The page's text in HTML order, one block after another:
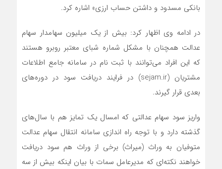
بانکی مسدود و داشتن حساب ارزی» اشاره کرد.
در ادامه وی اظهار کرد: بیش از یک میلیون سهامدار سهام
عدالت همچنان با مشکل شماره شبای معتبر روبرو هستند
که این افراد می‌توانند با ثبت نام در سامانه جامع اطلاعات
مشتریان (sejam.ir) در فرایند دریافت سود در دوره‌های
بعدی قرار گیرند.
واریز سود سهام عدالتی که امسال یک تمایز هم با سال‌های
گذشته دارد و با توجه راه اندازی سامانه انتقال سهام عدالت
متوفیان به وراث (میراث) برخی از وراث هم سود دریافت
خواهند نکته‌ای که مدیرعامل سمات با بیان اینکه بیش از سه